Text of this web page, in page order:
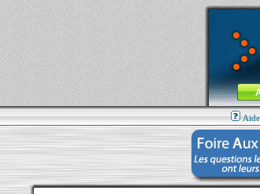
MacBook-fr.com :
Aller au
Aide